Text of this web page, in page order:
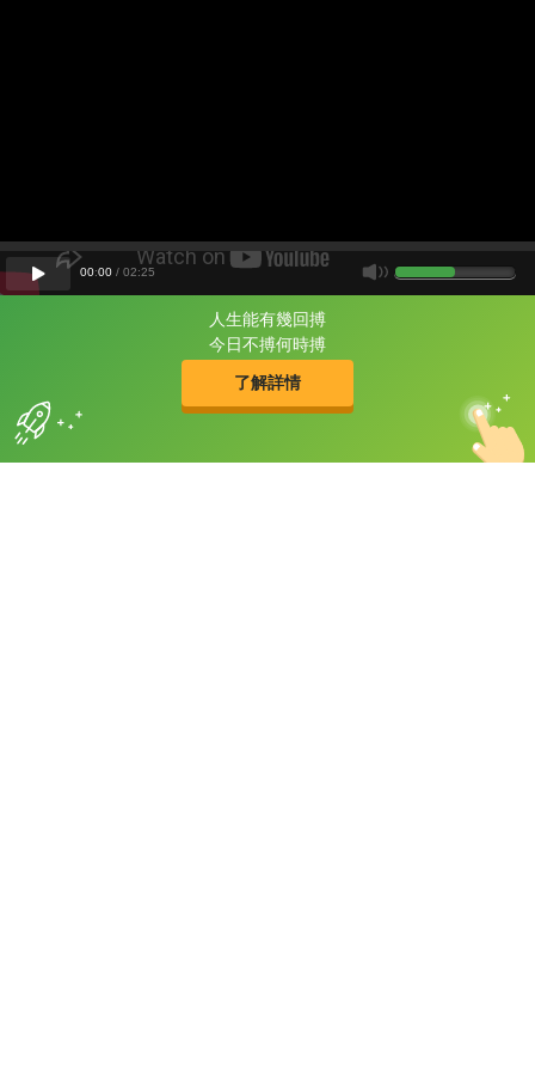
人生能有幾回搏
今日不搏何時搏
了解詳情
片尾有
攻其不背
的品牌故事
00:00 / 02:25